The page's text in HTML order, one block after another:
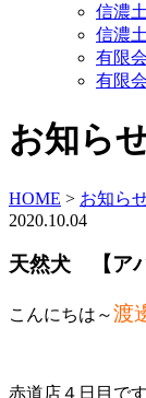
信濃
信濃
有限
有限
お知ら
HOME > お知ら
2020.10.04
天然犬 【ア
こんにちは～渡
赤道店４日目です